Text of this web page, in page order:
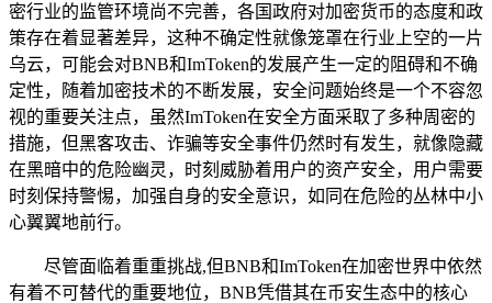
密行业的监管环境尚不完善，各国政府对加密货币的态度和政
策存在着显著差异，这种不确定性就像笼罩在行业上空的一片
乌云，可能会对BNB和ImToken的发展产生一定的阻碍和不确
定性，随着加密技术的不断发展，安全问题始终是一个不容忽
视的重要关注点，虽然ImToken在安全方面采取了多种周密的
措施，但黑客攻击、诈骗等安全事件仍然时有发生，就像隐藏
在黑暗中的危险幽灵，时刻威胁着用户的资产安全，用户需要
时刻保持警惕，加强自身的安全意识，如同在危险的丛林中小
心翼翼地前行。
尽管面临着重重挑战,但BNB和ImToken在加密世界中依然
有着不可替代的重要地位，BNB凭借其在币安生态中的核心